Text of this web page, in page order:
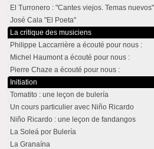
El Turronero : "Cantes viejos. Temas nuevos"
José Cala "El Poeta"
La critique des musiciens
Philippe Laccarrière a écouté pour nous :
Michel Haumont a écouté pour nous :
Pierre Chaze a écouté pour nous :
Initiation
Tomatito : une leçon de bulería
Un cours particulier avec Niño Ricardo
Niño Ricardo : une leçon de fandangos
La Soleá por Bulería
La Granaína